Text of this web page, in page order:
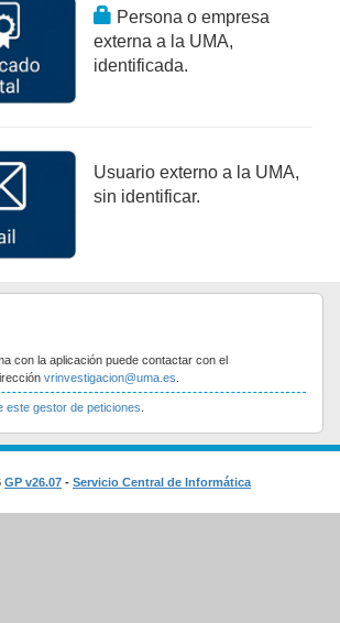
Persona o empresa
externa a la UMA,
identificada.
Usuario externo a la UMA,
sin identificar.
con la aplicación puede contactar con el
vrinvestigacion@uma.es
este gestor de peticiones
GP v26.07 - Servicio Central de Informática